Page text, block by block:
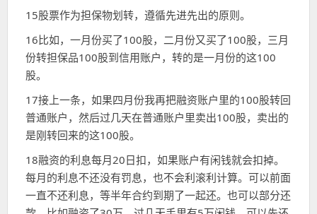
15股票作为担保物划转，遵循先进先出的原则。
16比如，一月份买了100股，二月份又买了100股，三月
份转担保品100股到信用账户，转的是一月份的这100
股。
17接上一条，如果四月份我再把融资账户里的100股转回
普通账户，然后过几天在普通账户里卖出100股，卖出的
是刚转回来的这100股。
18融资的利息每月20日扣，如果账户有闲钱就会扣掉。
每月的利息不还没有罚息，也不会利滚利计算。可以前面
一直不还利息，等半年合约到期了一起还。也可以部分还